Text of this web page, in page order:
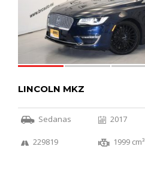
LINCOLN MKZ
Sedanas 2017
229819 1999 cm³